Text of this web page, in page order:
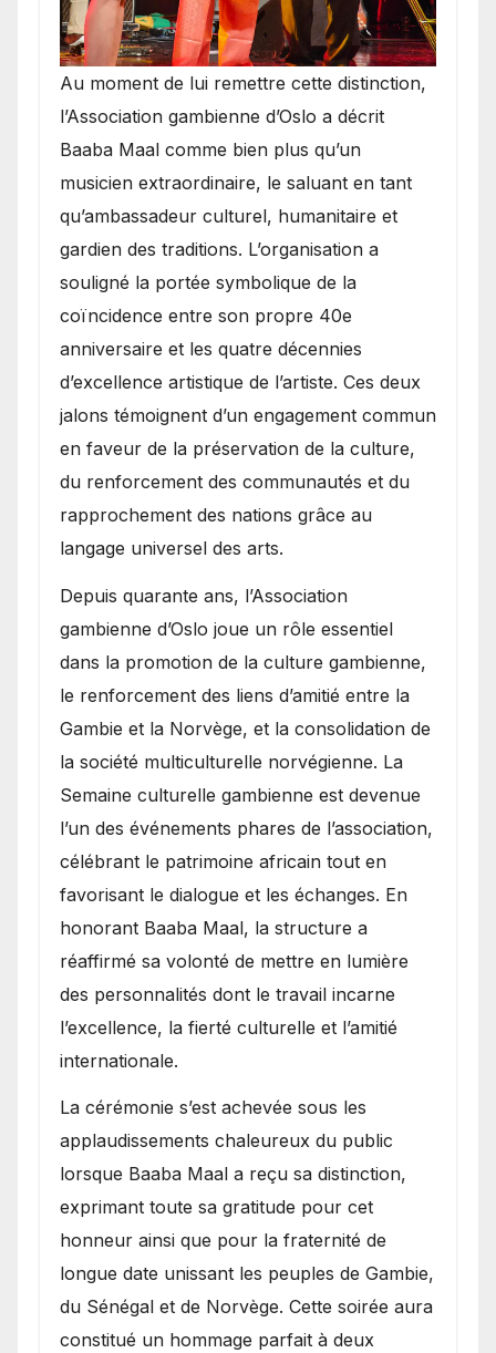
​Au moment de lui remettre cette distinction,
l’Association gambienne d’Oslo a décrit
Baaba Maal comme bien plus qu’un
musicien extraordinaire, le saluant en tant
qu’ambassadeur culturel, humanitaire et
gardien des traditions. L’organisation a
souligné la portée symbolique de la
coïncidence entre son propre 40e
anniversaire et les quatre décennies
d’excellence artistique de l’artiste. Ces deux
jalons témoignent d’un engagement commun
en faveur de la préservation de la culture,
du renforcement des communautés et du
rapprochement des nations grâce au
langage universel des arts.
​Depuis quarante ans, l’Association
gambienne d’Oslo joue un rôle essentiel
dans la promotion de la culture gambienne,
le renforcement des liens d’amitié entre la
Gambie et la Norvège, et la consolidation de
la société multiculturelle norvégienne. La
Semaine culturelle gambienne est devenue
l’un des événements phares de l’association,
célébrant le patrimoine africain tout en
favorisant le dialogue et les échanges. En
honorant Baaba Maal, la structure a
réaffirmé sa volonté de mettre en lumière
des personnalités dont le travail incarne
l’excellence, la fierté culturelle et l’amitié
internationale.
​La cérémonie s’est achevée sous les
applaudissements chaleureux du public
lorsque Baaba Maal a reçu sa distinction,
exprimant toute sa gratitude pour cet
honneur ainsi que pour la fraternité de
longue date unissant les peuples de Gambie,
du Sénégal et de Norvège. Cette soirée aura
constitué un hommage parfait à deux